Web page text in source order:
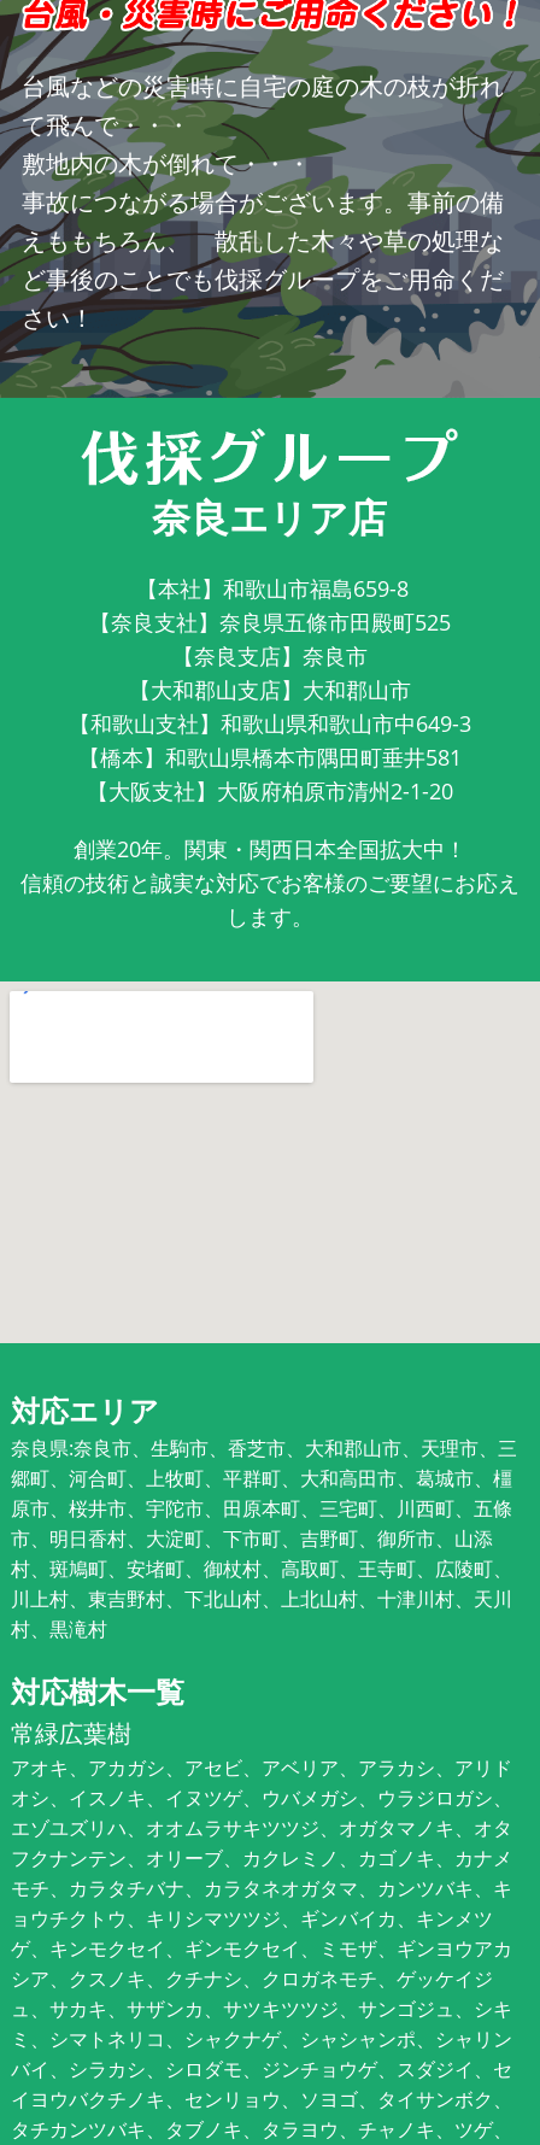
台風などの災害時に自宅の庭の木の枝が折れ
て飛んで・・・
敷地内の木が倒れて・・・
事故につながる場合がございます。事前の備
えももちろん、 散乱した木々や草の処理な
ど事後のことでも伐採グループをご用命くだ
さい！
奈良エリア店
【本社】和歌山市福島659-8
【奈良支社】奈良県五條市田殿町525
【奈良支店】奈良市
【大和郡山支店】大和郡山市
【和歌山支社】和歌山県和歌山市中649-3
【橋本】和歌山県橋本市隅田町垂井581
【大阪支社】大阪府柏原市清州2-1-20
創業20年。関東・関西日本全国拡大中！
信頼の技術と誠実な対応でお客様のご要望にお応え
します。
対応エリア
奈良県:奈良市、生駒市、香芝市、大和郡山市、天理市、三
郷町、河合町、上牧町、平群町、大和高田市、葛城市、橿
原市、桜井市、宇陀市、田原本町、三宅町、川西町、五條
市、明日香村、大淀町、下市町、吉野町、御所市、山添
村、斑鳩町、安堵町、御杖村、高取町、王寺町、広陵町、
川上村、東吉野村、下北山村、上北山村、十津川村、天川
村、黒滝村
対応樹木一覧
常緑広葉樹
アオキ、アカガシ、アセビ、アベリア、アラカシ、アリド
オシ、イスノキ、イヌツゲ、ウバメガシ、ウラジロガシ、
エゾユズリハ、オオムラサキツツジ、オガタマノキ、オタ
フクナンテン、オリーブ、カクレミノ、カゴノキ、カナメ
モチ、カラタチバナ、カラタネオガタマ、カンツバキ、キ
ョウチクトウ、キリシマツツジ、ギンバイカ、キンメツ
ゲ、キンモクセイ、ギンモクセイ、ミモザ、ギンヨウアカ
シア、クスノキ、クチナシ、クロガネモチ、ゲッケイジ
ュ、サカキ、サザンカ、サツキツツジ、サンゴジュ、シキ
ミ、シマトネリコ、シャクナゲ、シャシャンポ、シャリン
バイ、シラカシ、シロダモ、ジンチョウゲ、スダジイ、セ
イヨウバクチノキ、センリョウ、ソヨゴ、タイサンボク、
タチカンツバキ、タブノキ、タラヨウ、チャノキ、ツゲ、